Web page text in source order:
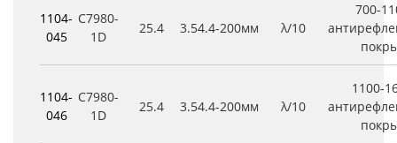
1104-
045
C7980-
1D
25.4 3.54.4-200мм λ/10
700-
1104-
046
C7980-
1D
25.4 3.54.4-200мм λ/10
1100-